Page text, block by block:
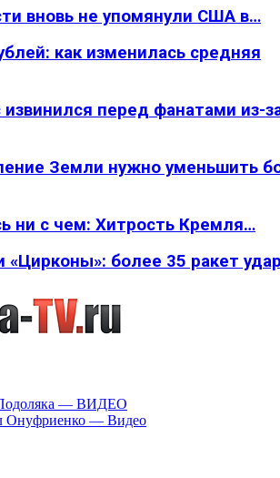
вновь не упомянули США в…
как изменилась средняя
извинился перед фанатами из-
Земли нужно уменьшить
ни с чем: Хитрость Кремля…
«Цирконы»: более 35 ракет
— ВИДЕО
Онуфриенко — Видео